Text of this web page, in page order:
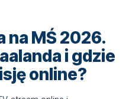
na MŚ 2026.
i gdzie
online?